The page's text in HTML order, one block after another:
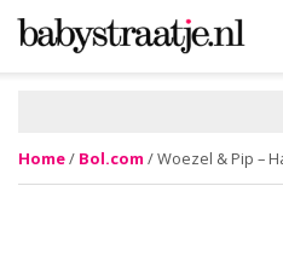
Home/ Bol.com / Woezel & Pip –